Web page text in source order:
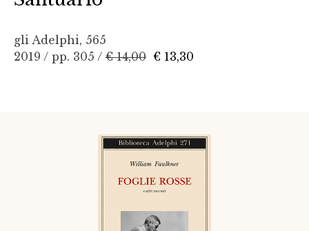
gli Adelphi, 565
2019 / pp. 305 / € 14,00 € 13,30